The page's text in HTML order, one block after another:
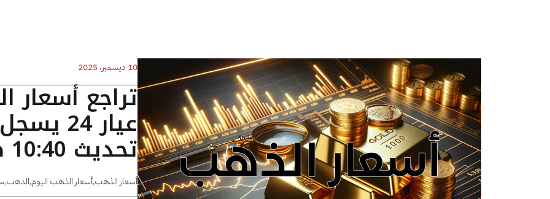
10 ديسمبر، 2025
تراجع
تحديث 10:40 صباحا
أسعار الذهب,أسعار الذهب اليوم,الذهب,